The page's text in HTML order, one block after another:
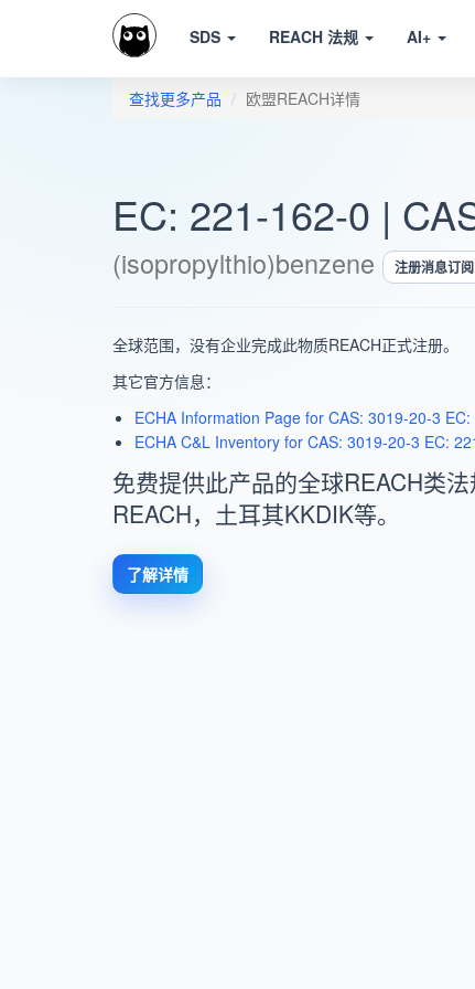
SDS REACH 法规 AI+
查找更多产品 欧盟REACH详情
EC: 221-162-0 |
(isopropylthio)benzene
注册消息订阅
全球范围，没有企业完成此物质REACH正式注册。
其它官方信息：
ECHA Information Page for CAS: 3019-20-3
ECHA C&L Inventory for CAS: 3019-20-3 EC:
免费提供此产品的全球REACH类
REACH，土耳其KKDIK等。
了解详情